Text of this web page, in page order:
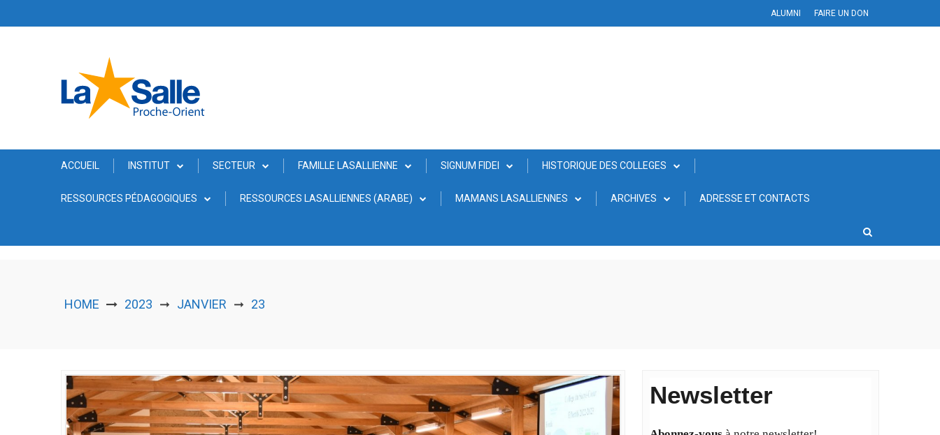
ALUMNI FAIRE UN DON
ACCUEIL INSTITUT SECTEUR FAMILLE LASALLIENNE SIGNUM FIDEI HISTORIQUE DES COLLEGES
RESSOURCES PÉDAGOGIQUES RESSOURCES LASALLIENNES (ARABE) MAMANS LASALLIENNES ARCHIVES ADRESSE ET CONTACTS
HOME 2023 ➞ JANVIER ➞ 23
Newsletter